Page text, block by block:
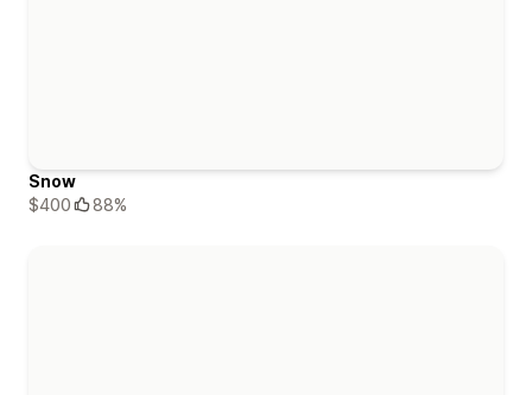
Snow
$400
88%